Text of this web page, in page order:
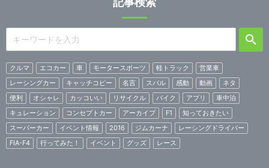
クルマ エコカー 車 モータースポーツ 軽トラック
営業車
レーシングカー
キャッチコピー 名言 スバル 感動 動画
ネタ
便利
オシャレ カッコいい リサイクル バイク アプリ
車中泊
キュレーション
コンセプトカー アーカイブ F1
知っておきたい
スーパーカー
イベント情報 2016 ジムカーナ
レーシングドライバー
FIA-F4
行ってみた！ イベント グッズ レース